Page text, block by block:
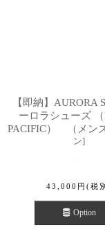
【即納】AURORA
ーロラシューズ
PACIFIC） （メンズ
ン]
43,000 円 (税
Option